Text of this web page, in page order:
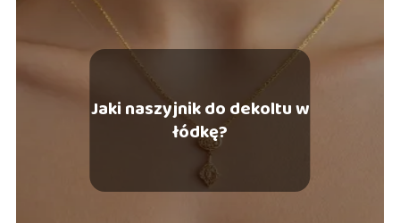
Jaki naszyjnik do dekoltu w
łódkę?